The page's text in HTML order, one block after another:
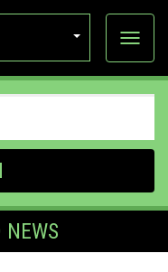
View